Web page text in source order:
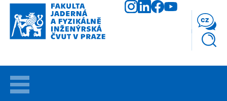
Přejít
hlavnímu
obsahu
VÍTEJTE
cz